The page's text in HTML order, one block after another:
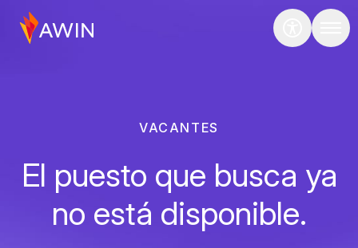
VACANTES
El puesto que busca ya
no está disponible.